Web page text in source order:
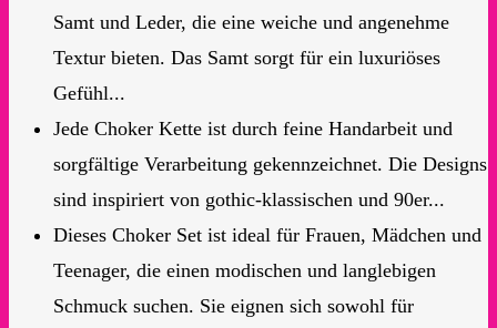
Samt und Leder, die eine weiche und angenehme
Textur bieten. Das Samt sorgt für ein luxuriöses
Gefühl...
Jede Choker Kette ist durch feine Handarbeit und
sorgfältige Verarbeitung gekennzeichnet. Die Designs
sind inspiriert von gothic-klassischen und 90er...
Dieses Choker Set ist ideal für Frauen, Mädchen und
Teenager, die einen modischen und langlebigen
Schmuck suchen. Sie eignen sich sowohl für